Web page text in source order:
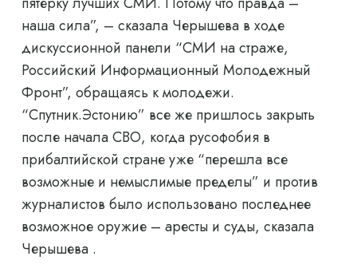
наша сила”, – сказала Черышева в ходе
дискуссионной панели “СМИ на страже,
Российский Информационный Молодежный
Фронт”, обращаясь к молодежи.
“Спутник.Эстонию” все же пришлось закрыть
после начала СВО, когда русофобия в
прибалтийской стране уже “перешла все
возможные и немыслимые пределы” и против
журналистов было использовано последнее
возможное оружие – аресты и суды, сказала
Черышева .